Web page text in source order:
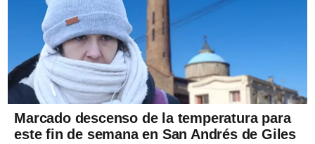
Marcado descenso de la temperatura para
este fin de semana en San Andrés de Giles